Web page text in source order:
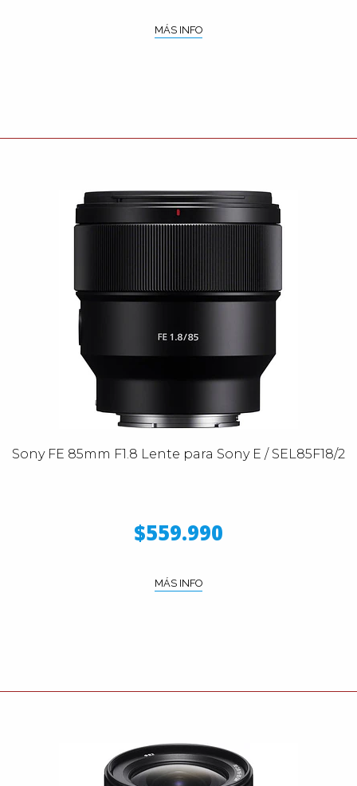
MÁS INFO
Sony FE 85mm F1.8 Lente para Sony E / SEL85F18/2
$559.990
MÁS INFO